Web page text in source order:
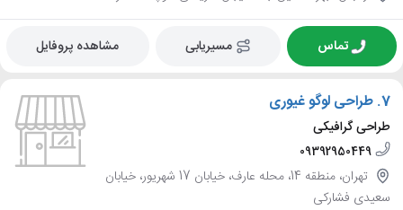
تماس مسیریابی مشاهده پروفایل
7. طراحی لوگو غیوری
طراحی گرافیکی
09392950449
تهران، منطقه 14، محله عارف، خیابان 17 شهریور، خیابان
سعیدی فشارکی